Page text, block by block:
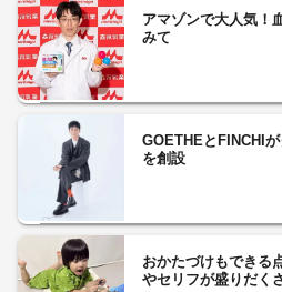
アマゾンで大人気！
みて
GOETHEとFINCHI
を創設
おかたづけもできる
やセリフが盛りだ